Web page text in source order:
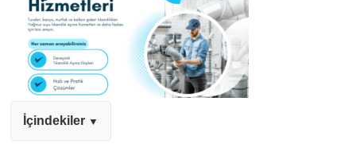
İçindekiler